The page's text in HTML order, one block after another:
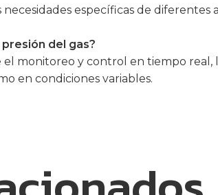
específicas de diferentes
del gas?
monitoreo y control en tiempo
en condiciones variables.